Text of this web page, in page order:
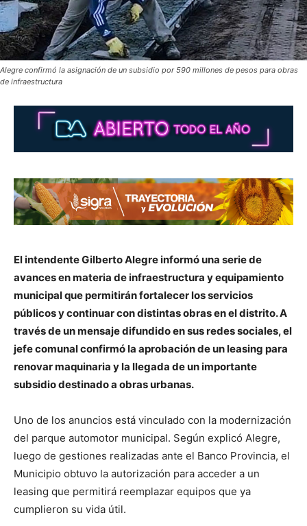
Alegre confirmó la asignación de un subsidio por 590 millones de pesos para obras
de infraestructura
El intendente Gilberto Alegre informó una serie de
avances en materia de infraestructura y equipamiento
municipal que permitirán fortalecer los servicios
públicos y continuar con distintas obras en el distrito. A
través de un mensaje difundido en sus redes sociales, el
jefe comunal confirmó la aprobación de un leasing para
renovar maquinaria y la llegada de un importante
subsidio destinado a obras urbanas.
Uno de los anuncios está vinculado con la modernización
del parque automotor municipal. Según explicó Alegre,
luego de gestiones realizadas ante el Banco Provincia, el
Municipio obtuvo la autorización para acceder a un
leasing que permitirá reemplazar equipos que ya
cumplieron su vida útil.